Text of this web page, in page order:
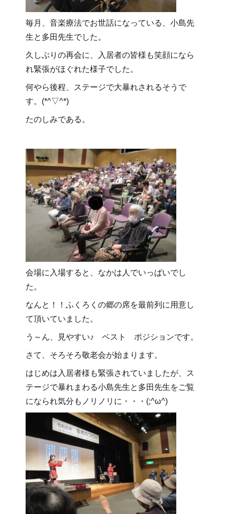
毎月、音楽療法でお世話になっている、小島先
生と多田先生でした。
久しぶりの再会に、入居者の皆様も笑顔になら
れ緊張がほぐれた様子でした。
何やら後程、ステージで大暴れされるそうで
す。(*^▽^*)
たのしみである。
会場に入場すると、なかは人でいっぱいでし
た。
なんと！！ふくろくの郷の席を最前列に用意し
て頂いていました。
う～ん、見やすい♪ ベスト ポジションです。
さて、そろそろ敬老会が始まります。
はじめは入居者様も緊張されていましたが、ス
テージで暴れまわる小島先生と多田先生をご覧
になられ気分もノリノリに・・・(;^ω^)